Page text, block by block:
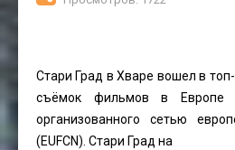
Стари Град в Хваре вошел в
съёмок фильмов в Европе
организованного сетью
(EUFCN). Стари Град на